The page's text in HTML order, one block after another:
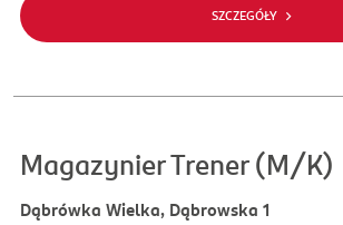
SZCZEGÓŁY
Magazynier Trener (M/K)
Dąbrówka Wielka, Dąbrowska 1